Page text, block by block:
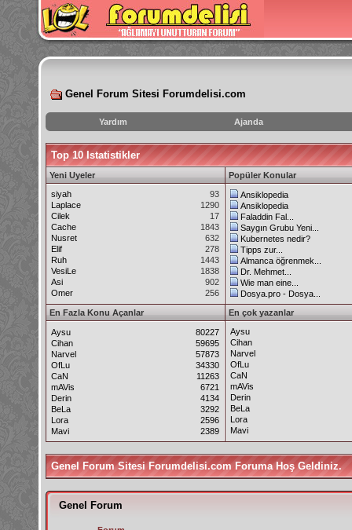
Genel Forum Sitesi Forumdelisi.com
Yardım Ajanda
instagram
izlenme
hilesi
Top 10 Istatistikler
Yeni Uyeler
Popüler Konular
siyah
93
Laplace
1290
Cilek
17
Cache
1843
Nusret
632
Elif
278
Ruh
1443
VesiLe
1838
Asi
902
Omer
256
Ansiklopedia
Ansiklopedia
Faladdin Fal...
Saygın Grubu Yeni...
Kubernetes nedir?
Tipps zur...
Almanca öğrenmek...
Dr. Mehmet...
Wie man eine...
Dosya.pro - Dosya...
En Fazla Konu Açanlar
En çok yazanlar
Aysu
80227
Cihan
59695
Narvel
57873
OfLu
34330
CaN
11263
mAVis
6721
Derin
4134
BeLa
3292
Lora
2596
Mavi
2389
Aysu
Cihan
Narvel
OfLu
CaN
mAVis
Derin
BeLa
Lora
Mavi
Genel Forum Sitesi Forumdelisi.com Foruma Hoş Geldiniz.
Genel Forum